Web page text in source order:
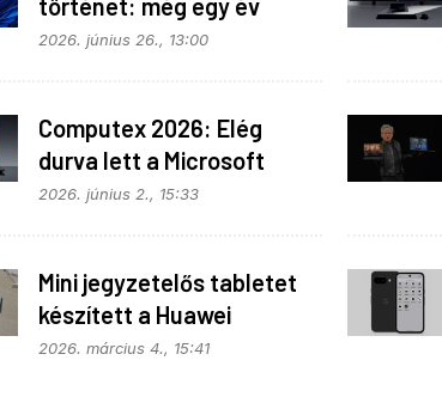
haladék a Windows 10-nek
2026. június 26., 13:00
Computex 2026: Elég
durva lett a Microsoft
Surface Laptop Ultra
2026. június 2., 15:33
Mini jegyzetelős tabletet
készített a Huawei
2026. március 4., 15:41